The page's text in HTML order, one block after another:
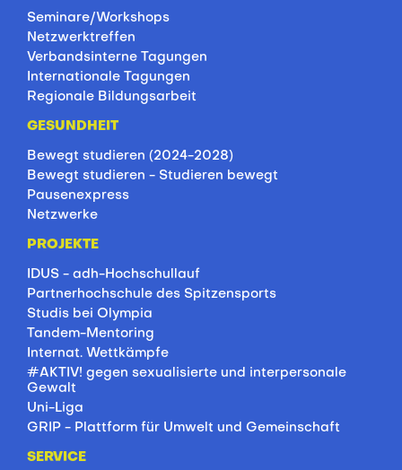
Seminare/Workshops
Netzwerktreffen
Verbandsinterne Tagungen
Internationale Tagungen
Regionale Bildungsarbeit
GESUNDHEIT
Bewegt studieren (2024-2028)
Bewegt studieren - Studieren bewegt
Pausenexpress
Netzwerke
PROJEKTE
IDUS - adh-Hochschullauf
Partnerhochschule des Spitzensports
Studis bei Olympia
Tandem-Mentoring
Internat. Wettkämpfe
#AKTIV! gegen sexualisierte und interpersonale
Gewalt
Uni-Liga
GRIP - Plattform für Umwelt und Gemeinschaft
SERVICE